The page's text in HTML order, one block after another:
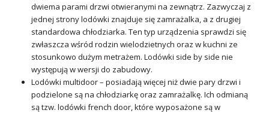
dwiema parami drzwi otwieranymi na zewnątrz. Zazwyczaj z
jednej strony lodówki znajduje się zamrażalka, a z drugiej
standardowa chłodziarka. Ten typ urządzenia sprawdzi się
zwłaszcza wśród rodzin wielodzietnych oraz w kuchni ze
stosunkowo dużym metrażem. Lodówki side by side nie
występują w wersji do zabudowy.
Lodówki multidoor – posiadają więcej niż dwie pary drzwi i
podzielone są na chłodziarkę oraz zamrażalkę. Ich odmianą
są tzw. lodówki french door, które wyposażone są w